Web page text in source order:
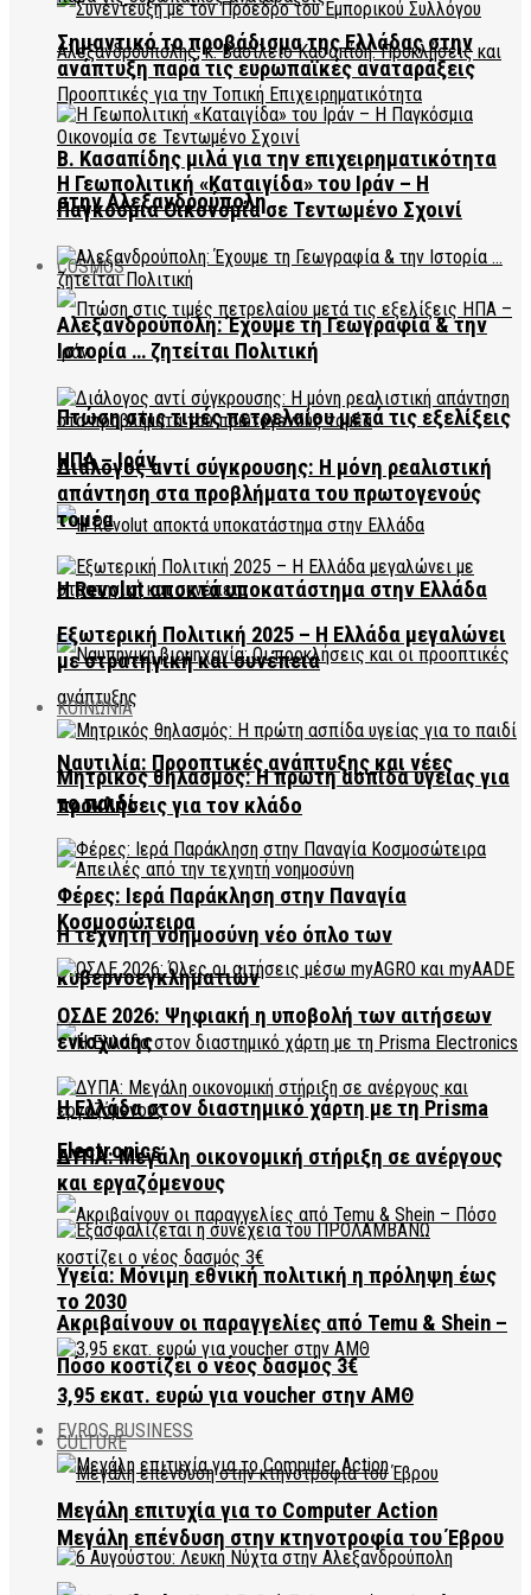
Β. Κασαπίδης μιλά για την επιχειρηματικότητα
στην Αλεξανδρούπολη
COSMOS
Πτώση στις τιμές πετρελαίου μετά τις εξελίξεις
ΗΠΑ – Ιράν
Η Revolut αποκτά υποκατάστημα στην Ελλάδα
Ναυτιλία: Προοπτικές ανάπτυξης και νέες
προκλήσεις για τον κλάδο
Η τεχνητή νοημοσύνη νέο όπλο των
κυβερνοεγκληματιών
Η Ελλάδα στον διαστημικό χάρτη με τη Prisma
Electronics
Ακριβαίνουν οι παραγγελίες από Temu & Shein –
Πόσο κοστίζει ο νέος δασμός 3€
EVROS BUSINESS
Μεγάλη επένδυση στην κτηνοτροφία του Έβρου
Σημαντικό το προβάδισμα της Ελλάδας στην
ανάπτυξη παρά τις ευρωπαϊκές αναταράξεις
Η Γεωπολιτική «Καταιγίδα» του Ιράν – Η
Παγκόσμια Οικονομία σε Τεντωμένο Σχοινί
Αλεξανδρούπολη: Έχουμε τη Γεωγραφία & την
Ιστορία … ζητείται Πολιτική
Διάλογος αντί σύγκρουσης: Η μόνη ρεαλιστική
απάντηση στα προβλήματα του πρωτογενούς
τομέα
Εξωτερική Πολιτική 2025 – Η Ελλάδα μεγαλώνει
με στρατηγική και συνέπεια
ΚΟΙΝΩΝΙΑ
Μητρικός θηλασμός: Η πρώτη ασπίδα υγείας για
το παιδί
Φέρες: Ιερά Παράκληση στην Παναγία
Κοσμοσώτειρα
ΟΣΔΕ 2026: Ψηφιακή η υποβολή των αιτήσεων
ενίσχυσης
ΔΥΠΑ: Μεγάλη οικονομική στήριξη σε ανέργους
και εργαζόμενους
Υγεία: Μόνιμη εθνική πολιτική η πρόληψη έως
το 2030
3,95 εκατ. ευρώ για voucher στην ΑΜΘ
CULTURE
Μεγάλη επιτυχία για το Computer Action